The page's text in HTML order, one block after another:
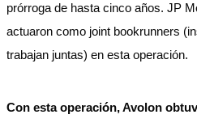
prórroga de hasta cinco años. JP
actuaron como joint bookrunners
trabajan juntas) en esta operación.
Con esta operación, Avolon